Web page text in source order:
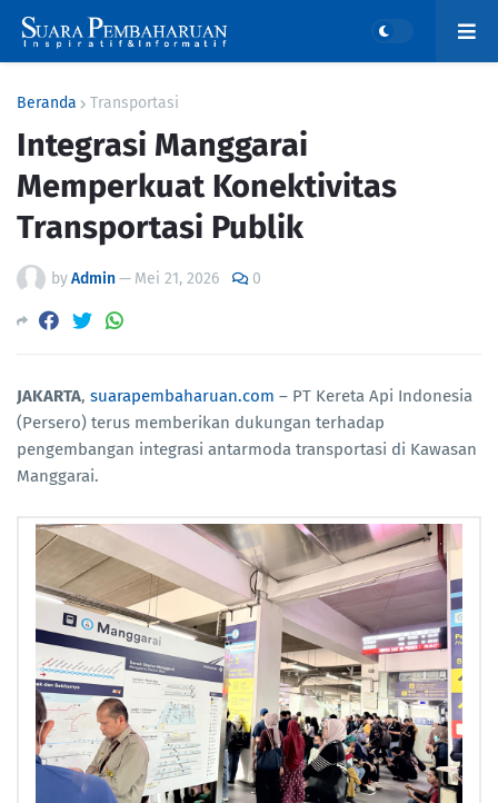
Beranda Transportasi
Integrasi Manggarai
Memperkuat Konektivitas
Transportasi Publik
byAdmin— Mei 21, 2026 0
JAKARTA, suarapembaharuan.com – PT Kereta Api Indonesia
(Persero) terus memberikan dukungan terhadap
pengembangan integrasi antarmoda transportasi di Kawasan
Manggarai.